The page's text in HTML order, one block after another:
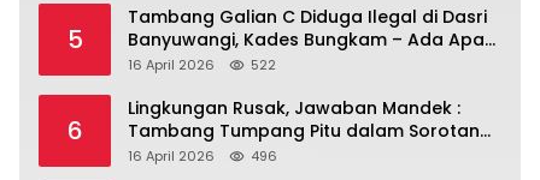
5
Tambang Galian C Diduga Ilegal di Dasri
Banyuwangi, Kades Bungkam – Ada Apa
Ya?
16 April 2026 522
6
Lingkungan Rusak, Jawaban Mandek :
Tambang Tumpang Pitu dalam Sorotan
Tajam
16 April 2026 496